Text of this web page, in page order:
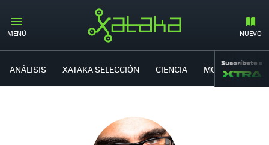
MENÚ NUEVO
ANÁLISIS XATAKA SELECCIÓN CIENCIA MOVILIDAD
Suscríbete a